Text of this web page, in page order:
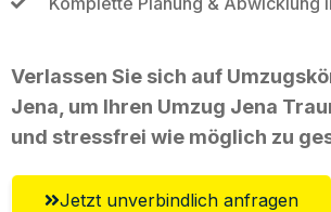
Verlassen Sie sich auf
Jena, um Ihren Umzug Jena
und stressfrei wie möglich zu
Jetzt unverbindlich anfragen